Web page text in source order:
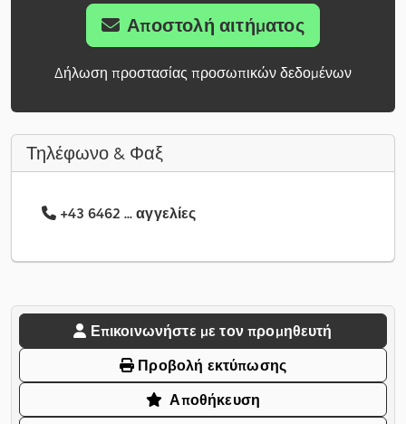
Αποστολή αιτήματος
Δήλωση προστασίας προσωπικών δεδομένων
Τηλέφωνο & Φαξ
+43 6462 ... αγγελίες
Επικοινωνήστε με τον προμηθευτή
Προβολή εκτύπωσης
Αποθήκευση